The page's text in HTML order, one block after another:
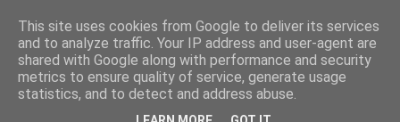
This site uses cookies from Google to deliver its services
and to analyze traffic. Your IP address and user-agent are
shared with Google along with performance and security
metrics to ensure quality of service, generate usage
statistics, and to detect and address abuse.